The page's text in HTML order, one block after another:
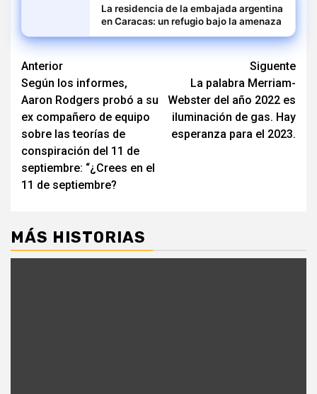
La residencia de la embajada argentina
en Caracas: un refugio bajo la amenaza
Navegación
de
entradas
Anterior
Según los informes,
Aaron Rodgers probó a su
ex compañero de equipo
sobre las teorías de
conspiración del 11 de
septiembre: “¿Crees en el
11 de septiembre?
Siguente
La palabra Merriam-
Webster del año 2022 es
iluminación de gas. Hay
esperanza para el 2023.
MÁS HISTORIAS